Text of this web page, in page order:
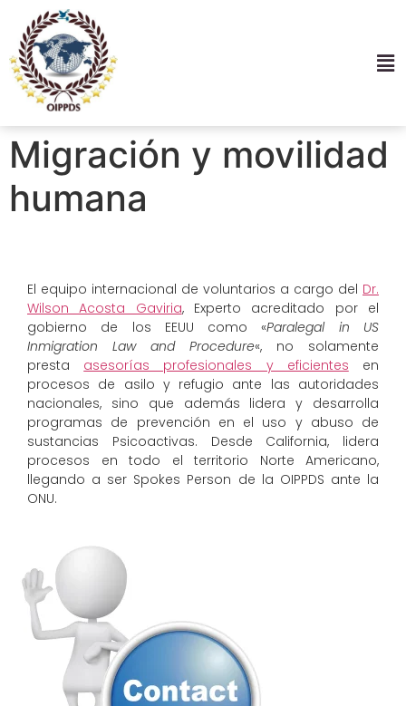
Migración y movilidad
humana
El equipo internacional de voluntarios a cargo del Dr.
Wilson Acosta Gaviria, Experto acreditado por el
gobierno de los EEUU como «Paralegal in US
Inmigration Law and Procedure«, no solamente
presta asesorías profesionales y eficientes en
procesos de asilo y refugio ante las autoridades
nacionales, sino que además lidera y desarrolla
programas de prevención en el uso y abuso de
sustancias Psicoactivas. Desde California, lidera
procesos en todo el territorio Norte Americano,
llegando a ser Spokes Person de la OIPPDS ante la
ONU.